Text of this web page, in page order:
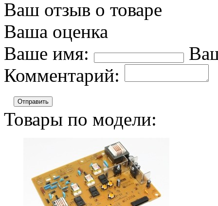
Ваш отзыв о товаре
Ваша оценка
Ваше имя:
Комментарий:
Отправить
Товары по модели: